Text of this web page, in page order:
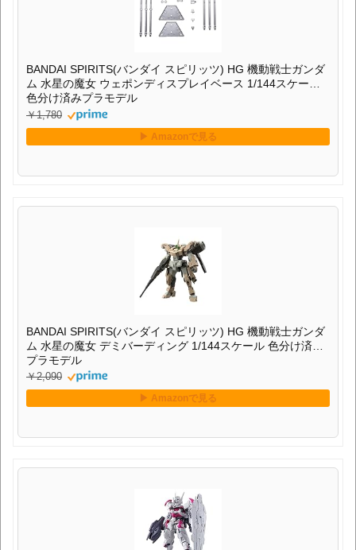
BANDAI SPIRITS(バンダイ スピリッツ) HG 機動戦士ガンダ
ム 水星の魔女 ウェポンディスプレイベース 1/144スケール
色分け済みプラモデル
￥1,780
BANDAI SPIRITS(バンダイ スピリッツ) HG 機動戦士ガンダ
ム 水星の魔女 デミバーディング 1/144スケール 色分け済み
プラモデル
￥2,090